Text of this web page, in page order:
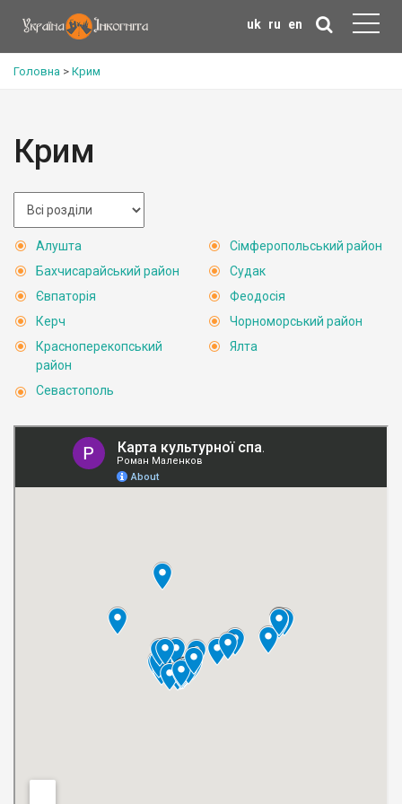
uk ru en
Головна > Крим
Крим
Алушта
Бахчисарайський район
Євпаторія
Керч
Красноперекопський
район
Севастополь
Сімферопольський район
Судак
Феодосія
Чорноморський район
Ялта